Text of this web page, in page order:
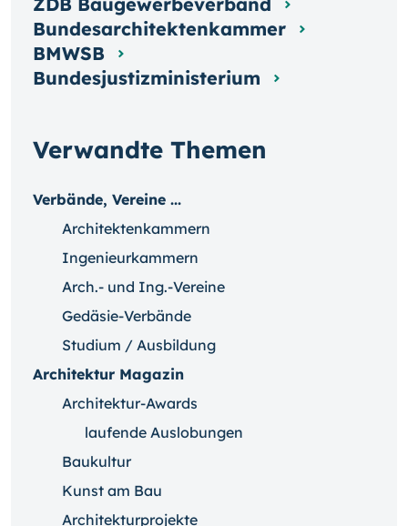
Verwandte Themen
Verbände, Vereine ...
Architektenkammern
Ingenieurkammern
Arch.- und Ing.-Vereine
Gedäsie-Verbände
Studium / Ausbildung
Architektur Magazin
Architektur-Awards
laufende Auslobungen
Baukultur
Kunst am Bau
Architekturprojekte
Bundesarchitektenkammer
BMWSB
Bundesjustizministerium